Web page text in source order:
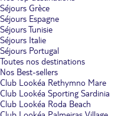
Séjours Grèce
Séjours Espagne
Séjours Tunisie
Séjours Italie
Séjours Portugal
Toutes nos destinations
Nos Best-sellers
Club Lookéa Rethymno Mare
Club Lookéa Sporting Sardinia
Club Lookéa Roda Beach